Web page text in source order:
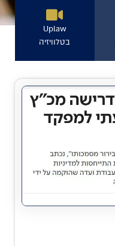
Uplaw
בטלוויזיה